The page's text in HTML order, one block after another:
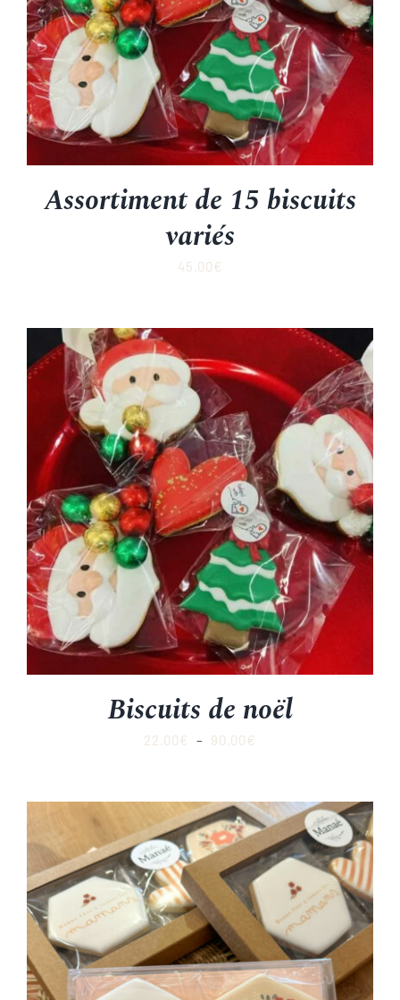
Assortiment de 15 biscuits
variés
45.00€
Biscuits de noël
22.00€ – 90.00€
22.00€
à
90.00€